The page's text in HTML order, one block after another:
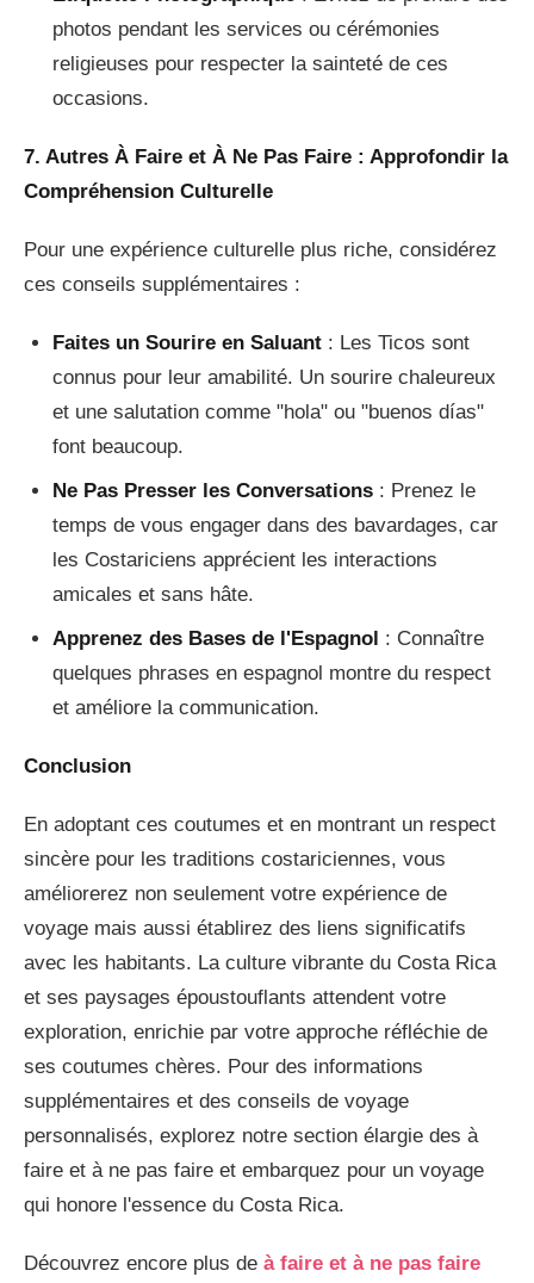
photos pendant les services ou cérémonies
religieuses pour respecter la sainteté de ces
occasions.
7. Autres À Faire et À Ne Pas Faire : Approfondir la
Compréhension Culturelle
Pour une expérience culturelle plus riche, considérez
ces conseils supplémentaires :
Faites un Sourire en Saluant : Les Ticos sont
connus pour leur amabilité. Un sourire chaleureux
et une salutation comme "hola" ou "buenos días"
font beaucoup.
Ne Pas Presser les Conversations : Prenez le
temps de vous engager dans des bavardages, car
les Costariciens apprécient les interactions
amicales et sans hâte.
Apprenez des Bases de l'Espagnol : Connaître
quelques phrases en espagnol montre du respect
et améliore la communication.
Conclusion
En adoptant ces coutumes et en montrant un respect
sincère pour les traditions costariciennes, vous
améliorerez non seulement votre expérience de
voyage mais aussi établirez des liens significatifs
avec les habitants. La culture vibrante du Costa Rica
et ses paysages époustouflants attendent votre
exploration, enrichie par votre approche réfléchie de
ses coutumes chères. Pour des informations
supplémentaires et des conseils de voyage
personnalisés, explorez notre section élargie des à
faire et à ne pas faire et embarquez pour un voyage
qui honore l'essence du Costa Rica.
Découvrez encore plus de à faire et à ne pas faire